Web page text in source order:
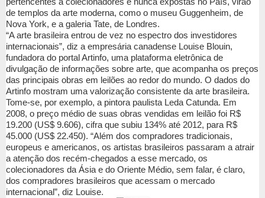
de templos da arte moderna, como o museu Guggenheim, de
Nova York, e a galeria Tate, de Londres.
“A arte brasileira entrou de vez no espectro dos investidores
internacionais”, diz a empresária canadense Louise Blouin,
fundadora do portal Artinfo, uma plataforma eletrônica de
divulgação de informações sobre arte, que acompanha os preços
das principais obras em leilões ao redor do mundo. O dados do
Artinfo mostram uma valorização consistente da arte brasileira.
Tome-se, por exemplo, a pintora paulista Leda Catunda. Em
2008, o preço médio de suas obras vendidas em leilão foi R$
19.200 (US$ 9.606), cifra que subiu 134% até 2012, para R$
45.000 (US$ 22.450). “Além dos compradores tradicionais,
europeus e americanos, os artistas brasileiros passaram a atrair
a atenção dos recém-chegados a esse mercado, os
colecionadores da Ásia e do Oriente Médio, sem falar, é claro,
dos compradores brasileiros que acessam o mercado
internacional”, diz Louise.